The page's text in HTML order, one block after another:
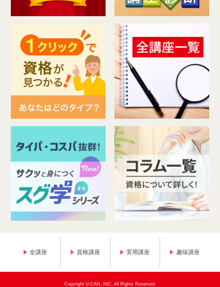
全講座 資格講座 実用講座 趣味講座
Copyright U-CAN, INC. All Rights Reserved.